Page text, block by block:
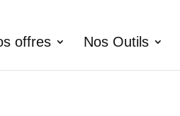
offres Nos Outils